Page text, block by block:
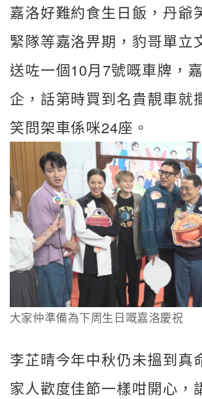
嘉洛好難約食生日飯，丹爺
緊隊等嘉洛畀期，豹哥單立
送咗一個10月7號嘅車牌，
企，話第時買到名貴靚車就
笑問架車係咪24座。
大家仲準備為下周生日嘅嘉洛慶祝
李芷晴今年中秋仍未搵到真
家人歡度佳節一樣咁開心，